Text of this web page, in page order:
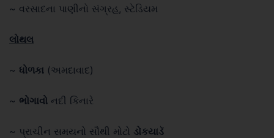
~ વરસાદના પાણીનો સંગ્રહ, સ્ટેડિયમ
લોથલ
~ ધોળકા (અમદાવાદ)
~ ભોગાવો નદી કિનારે
~ પ્રાચીન સમયનો સૌથી મોટો ડોકયાડૅ